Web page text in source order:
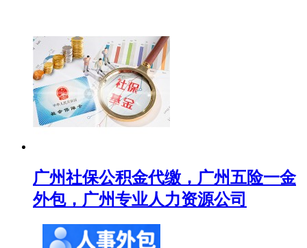
广州社保公积金代缴，广州五险一金
外包，广州专业人力资源公司